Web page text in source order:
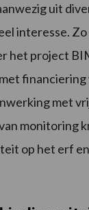
uit
interesse.
het project
met
monitoring
op het erf